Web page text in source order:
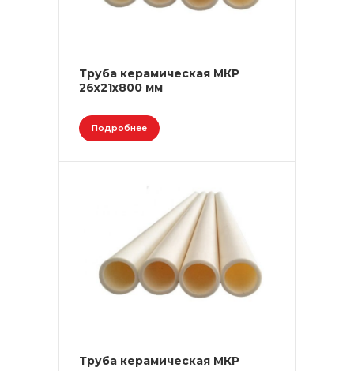
Труба керамическая МКР
26х21х800 мм
Подробнее
Труба керамическая МКР